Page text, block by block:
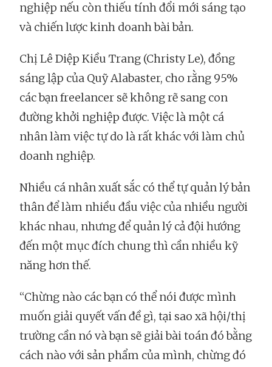
nghiệp nếu còn thiếu tính đổi mới sáng tạo
và chiến lược kinh doanh bài bản.
Chị Lê Diệp Kiều Trang (Christy Le), đồng
sáng lập của Quỹ Alabaster, cho rằng 95%
các bạn freelancer sẽ không rẽ sang con
đường khởi nghiệp được. Việc là một cá
nhân làm việc tự do là rất khác với làm chủ
doanh nghiệp.
Nhiều cá nhân xuất sắc có thể tự quản lý bản
thân để làm nhiều đầu việc của nhiều người
khác nhau, nhưng để quản lý cả đội hướng
đến một mục đích chung thì cần nhiều kỹ
năng hơn thế.
“Chừng nào các bạn có thể nói được mình
muốn giải quyết vấn đề gì, tại sao xã hội/thị
trường cần nó và bạn sẽ giải bài toán đó bằng
cách nào với sản phẩm của mình, chừng đó